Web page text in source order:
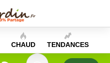
CHAUD TENDANCES